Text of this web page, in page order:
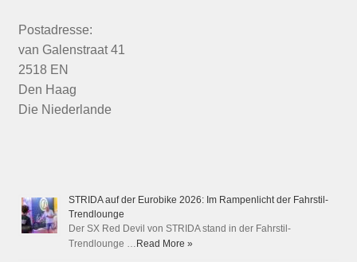
Postadresse:
van Galenstraat 41
2518 EN
Den Haag
Die Niederlande
STRIDA auf der Eurobike 2026: Im Rampenlicht der Fahrstil-
Trendlounge
Der SX Red Devil von STRIDA stand in der Fahrstil-
Trendlounge … Read More »